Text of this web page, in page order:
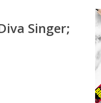
Singer;